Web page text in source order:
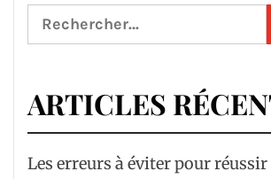
Rechercher :
ARTICLES
Les erreurs à éviter pour réussir